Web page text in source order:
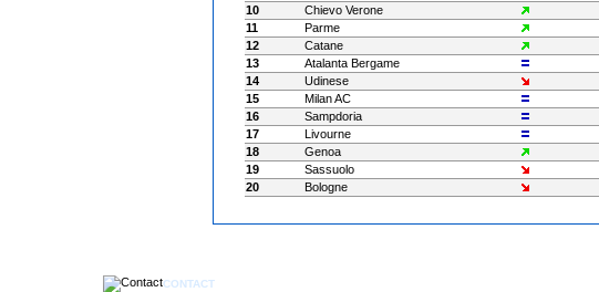
10
Chievo Verone
11
Parme
12
Catane
13
Atalanta Bergame
14
Udinese
15
Milan AC
16
Sampdoria
17
Livourne
18
Genoa
19
Sassuolo
20
Bologne
CONTACT